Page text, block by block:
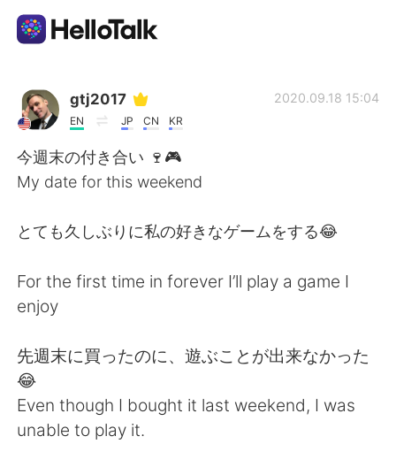
語言交換應用
繁體中文
Español
Français Deutsch
日本語 한국어
gtj2017
EN JP CN KR
2020.09.18 15:04
今週末の付き合い 🍷🎮
My date for this weekend
とても久しぶりに私の好きなゲームをする😂
For the first time in forever I’ll play a game I
enjoy
先週末に買ったのに、遊ぶことが出来なかった
😂
Even though I bought it last weekend, I was
unable to play it.